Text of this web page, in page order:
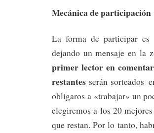
Mecánica de participación
La forma de participar es
dejando un mensaje en la
primer lector en
restantes serán sorteados
obligaros a «trabajar» un
elegiremos a los 20
que restan. Por lo tanto,